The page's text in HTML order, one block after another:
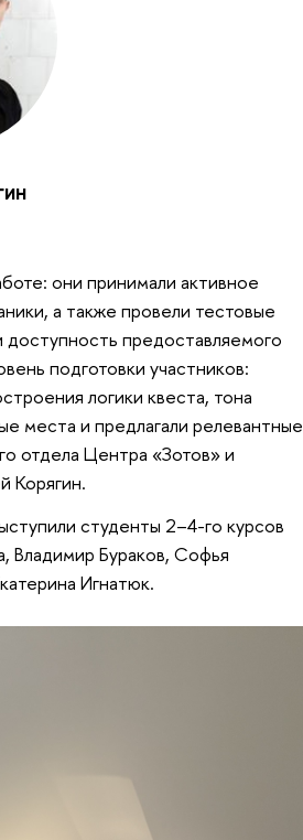
они принимали активное
а также провели тестовые
предоставляемого
подготовки участников:
логики квеста, тона
места и предлагали релевантные
отдела Центра «Зотов» и
Корягин.
студенты 2–4-го курсов
Владимир Бураков, Софья
Игнатюк.